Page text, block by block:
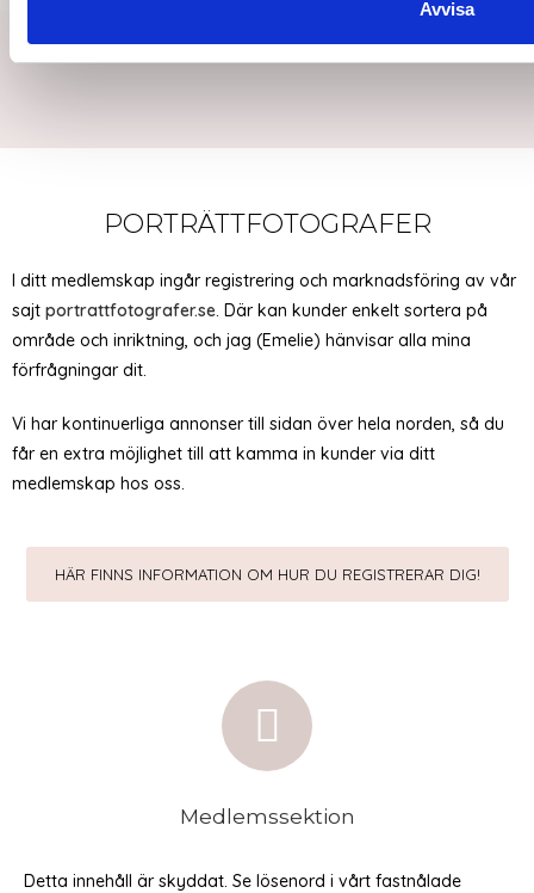
Avvisa
PORTRÄTTFOTOGRAFER
I ditt medlemskap ingår registrering och marknadsföring av vår
sajt portrattfotografer.se. Där kan kunder enkelt sortera på
område och inriktning, och jag (Emelie) hänvisar alla mina
förfrågningar dit.
Vi har kontinuerliga annonser till sidan över hela norden, så du
får en extra möjlighet till att kamma in kunder via ditt
medlemskap hos oss.
HÄR FINNS INFORMATION OM HUR DU REGISTRERAR DIG!
Medlemssektion
Detta innehåll är skyddat. Se lösenord i vårt fastnålade